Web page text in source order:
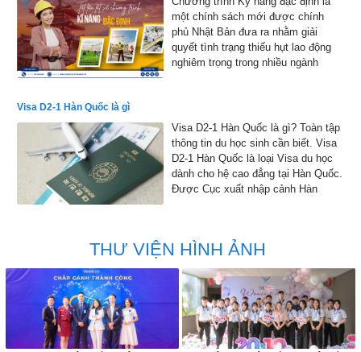
một chính sách mới được chính
phủ Nhật Bản đưa ra nhằm giải
quyết tình trạng thiếu hụt lao động
nghiêm trọng trong nhiều ngành
Visa D2-1 Hàn Quốc là gì
Visa D2-1 Hàn Quốc là gì? Toàn tập
thông tin du học sinh cần biết. Visa
D2-1 Hàn Quốc là loại Visa du học
dành cho hệ cao đẳng tại Hàn Quốc.
Được Cục xuất nhập cảnh Hàn
THƯ VIỆN HÌNH ẢNH